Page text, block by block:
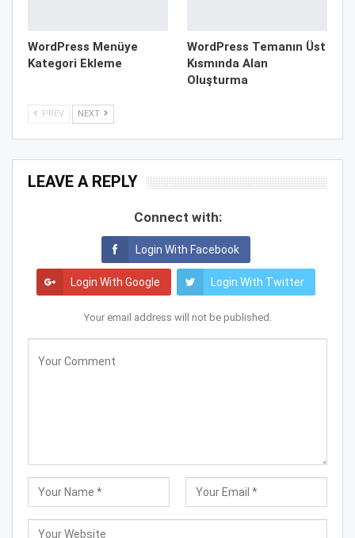
WordPress Menüye
Kategori Ekleme
WordPress Temanın Üst
Kısmında Alan
Oluşturma
PREV NEXT
LEAVE A REPLY
Connect with:
Login With Facebook
Login With Google Login With Twitter
Your email address will not be published.